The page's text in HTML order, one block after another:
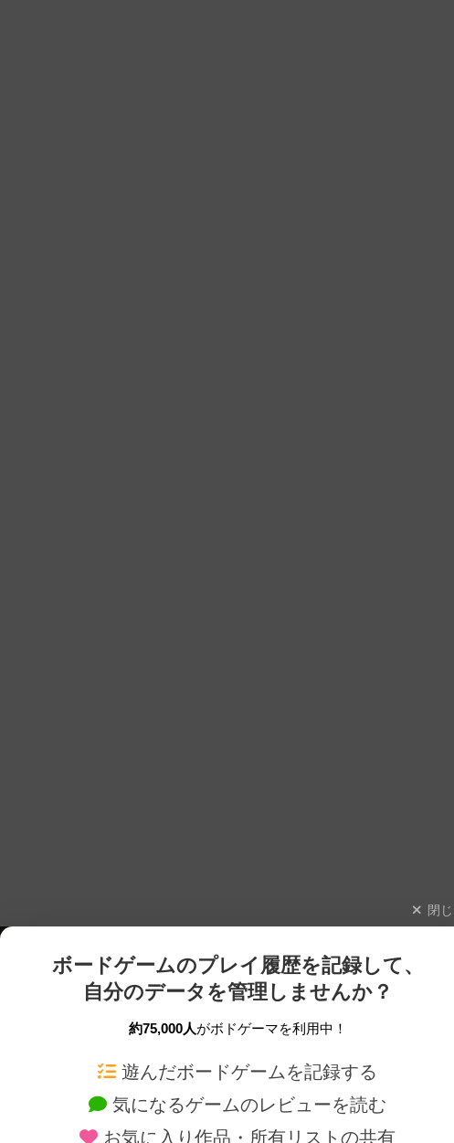
閉
ボードゲームのプレイ履歴を記録して、
自分のデータを管理しませんか？
約75,000人がボドゲーマを利用中！
遊んだボードゲームを記録する
気になるゲームのレビューを読む
お気に入り作品・所有リストの共有
ボードゲームを検索する 新作・再入荷情報